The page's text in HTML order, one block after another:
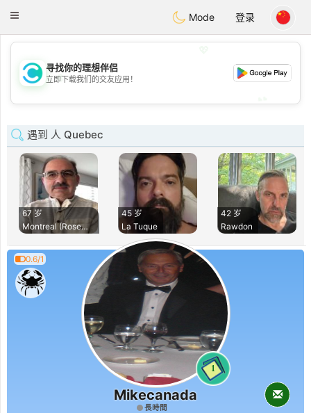
Citas
Toggle
Mode 登录
💖
💕
寻找你的理想伴侣
立即下载我们的交友应用！
遇到 人 Quebec
67 岁
Montreal (Rosemont
45 岁
La Tuque
42 岁
Rawdon
0.6/1
1
Mikecanada
長時間